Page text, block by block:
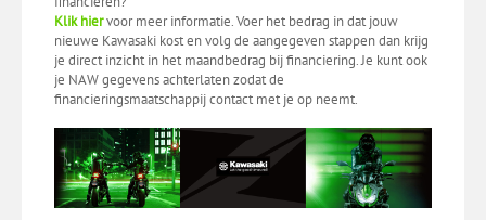
Klik hiervoor meer informatie. Voer het bedrag in dat jouw
nieuwe Kawasaki kost en volg de aangegeven stappen dan krijg
je direct inzicht in het maandbedrag bij financiering. Je kunt ook
je NAW gegevens achterlaten zodat de
financieringsmaatschappij contact met je op neemt.